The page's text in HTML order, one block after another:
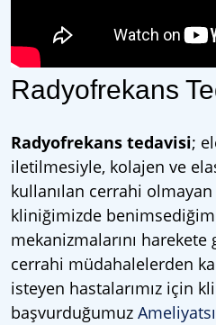
Radyofrekans
Radyofrekans tedavisi;
iletilmesiyle, kolajen ve
kullanılan cerrahi
kliniğimizde
mekanizmalarını
cerrahi müdahalelerden
isteyen hastalarımız için
başvurduğumuz